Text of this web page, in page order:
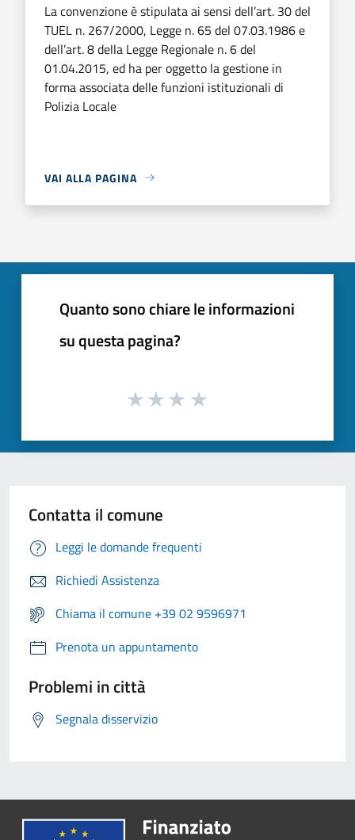
La convenzione è stipulata ai sensi dell’art. 30 del
TUEL n. 267/2000, Legge n. 65 del 07.03.1986 e
dell’art. 8 della Legge Regionale n. 6 del
01.04.2015, ed ha per oggetto la gestione in
forma associata delle funzioni istituzionali di
Polizia Locale
VAI ALLA PAGINA
Quanto sono chiare le informazioni
su questa pagina?
Contatta il comune
Leggi le domande frequenti
Richiedi Assistenza
Chiama il comune +39 02 9596971
Prenota un appuntamento
Problemi in città
Segnala disservizio